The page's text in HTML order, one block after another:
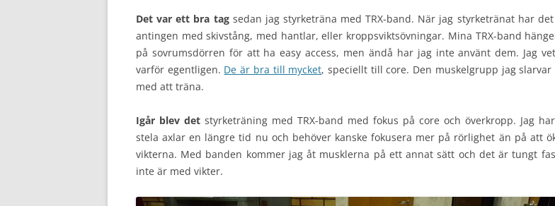
Det var ett bra tagsedan jag styrketräna med TRX-band. När jag styrketränat har
antingen med skivstång, med hantlar, eller kroppsviktsövningar. Mina TRX-band
på sovrumsdörren för att ha easy access, men ändå har jag inte använt dem. Jag
varför egentligen. De är bra till mycket, speciellt till core. Den muskelgrupp jag slarvar
med att träna.
Igår blev det styrketräning med TRX-band med fokus på core och överkropp. Jag
stela axlar en längre tid nu och behöver kanske fokusera mer på rörlighet än på att
vikterna. Med banden kommer jag åt musklerna på ett annat sätt och det är tungt
inte är med vikter.